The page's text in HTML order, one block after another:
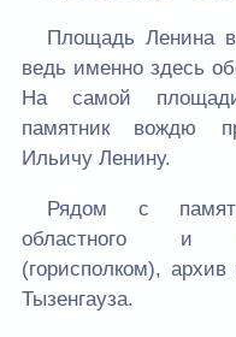
Площадь Ленина
ведь именно здесь
На самой
памятник вождю
Ильичу Ленину.
Рядом с
областного и
(горисполком),
Тызенгауза.